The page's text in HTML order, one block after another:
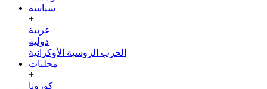
سياسة
+
عربية
دولية
الحرب الروسية الأوكرانية
محليات
+
كورونا